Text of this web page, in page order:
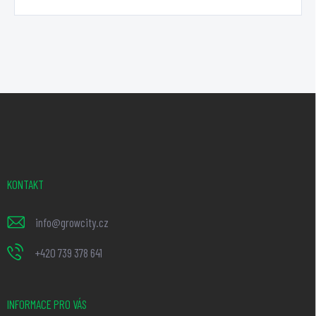
KONTAKT
info@growcity.cz
+420 739 378 641
INFORMACE PRO VÁS